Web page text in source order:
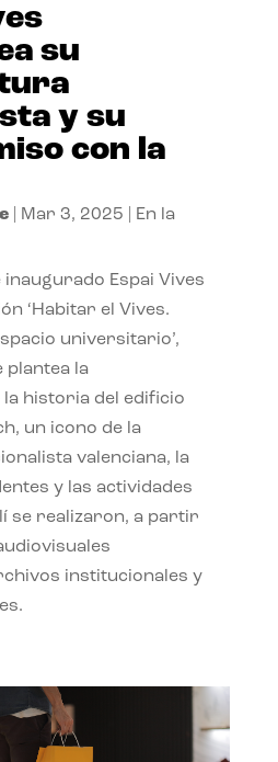
su
y su
con la
| Mar 3, 2025
En la
inaugurado Espai Vives
‘Habitar el Vives.
universitario’,
plantea la
historia del edificio
un icono de la
valenciana, la
y las actividades
se realizaron, a partir
institucionales y